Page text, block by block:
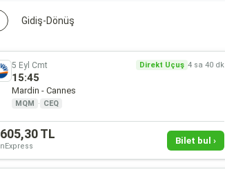
Gidiş-Dönüş
5 Eyl Cmt Direkt Uçuş 4 sa 40 dk
15:45
Mardin - Cannes
MQM · CEQ
TL Bilet bul ›